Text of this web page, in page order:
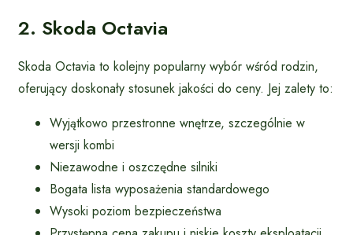
2. Skoda Octavia
Skoda Octavia to kolejny popularny wybór wśród rodzin,
oferujący doskonały stosunek jakości do ceny. Jej zalety to:
Wyjątkowo przestronne wnętrze, szczególnie w
wersji kombi
Niezawodne i oszczędne silniki
Bogata lista wyposażenia standardowego
Wysoki poziom bezpieczeństwa